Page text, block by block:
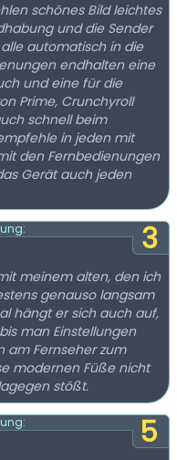
schönes Bild leichtes
und die Sender
automatisch in die
endhalten eine
und eine für die
Prime, Crunchyroll
schnell beim
in jeden mit
den Fernbedienungen
Gerät auch jeden
3
meinem alten, den ich
hängt er sich auch auf,
man Einstellungen
stößt.
5